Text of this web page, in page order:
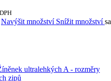
Navýšit množství Snížit množství
ultralehkých A - rozměry
zipů